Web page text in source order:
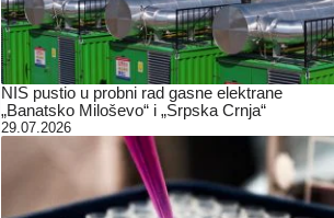
NIS pustio u probni rad gasne elektrane
„Banatsko Miloševo“ i „Srpska Crnja“
29.07.2026